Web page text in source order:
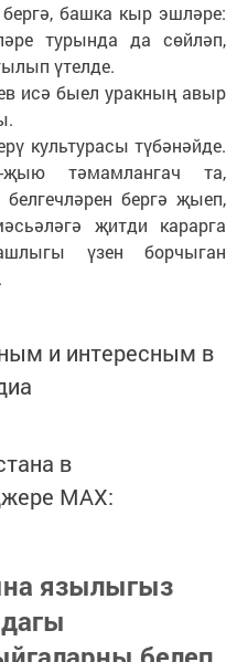
башка кыр эшләре:
турында да сөйләп,
үтелде.
исә быел уракның авыр
культурасы түбәнәйде.
тәмамлангач та,
бергә җыеп,
җитди карарга
үзен борчыган
и интересным в
в
MАХ:
язылыгыз